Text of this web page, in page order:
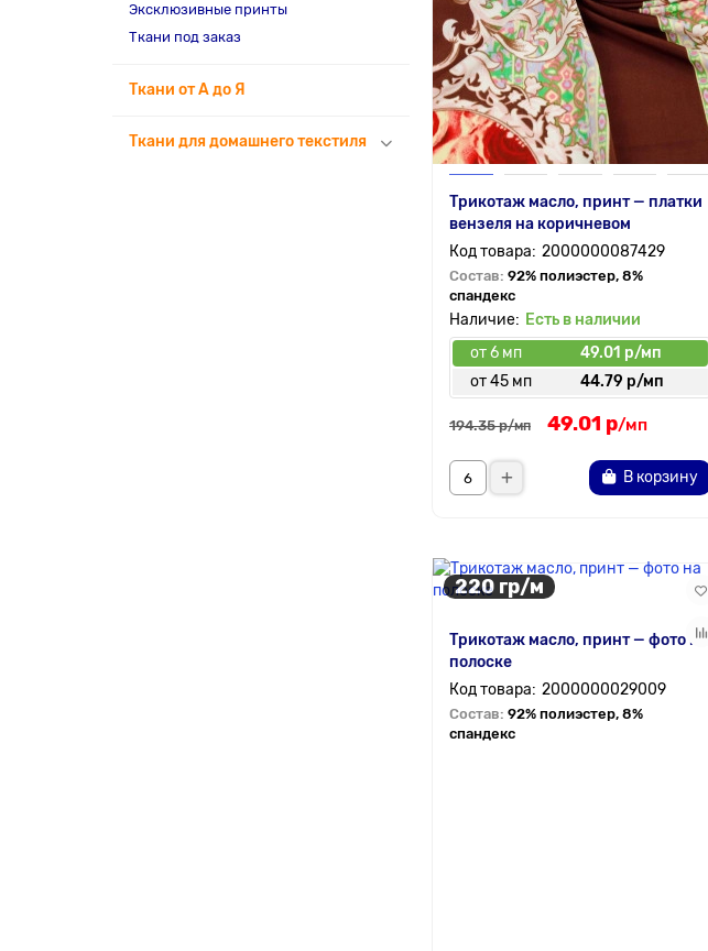
Эксклюзивные принты
Ткани под заказ
Ткани от А до Я
Ткани для домашнего текстиля
Трикотаж масло, принт — платки
вензеля на коричневом
2000000087429
Состав: 92% полиэстер, 8%
спандекс
Есть в наличии
от 6 мп
49.01 р/мп
от 45 мп
44.79 р/мп
194.35 р/мп 49.01 р/мп
В корзину
220 гр/м
Трикотаж масло, принт — фото на
полоске
2000000029009
Состав: 92% полиэстер, 8%
спандекс